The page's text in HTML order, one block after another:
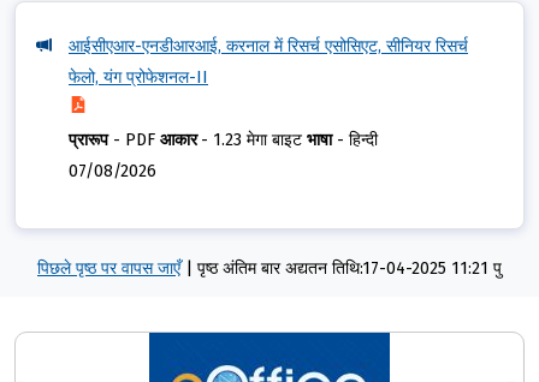
आईसीएआर-एनडीआरआई, करनाल में रिसर्च एसोसिएट, सीनियर रिसर्च
फेलो, यंग प्रोफेशनल-II
प्रारूप- PDF आकार- 1.23 मेगा बाइट भाषा- हिन्दी
07/08/2026
पिछले पृष्ठ पर वापस जाएँ पृष्ठ अंतिम बार अद्यतन तिथि:17-04-2025 11:21 पु